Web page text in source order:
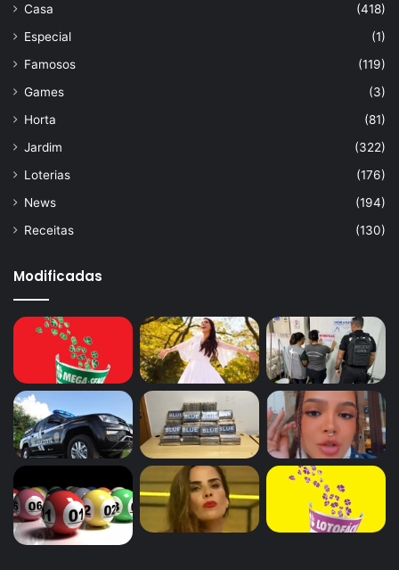
Casa
(418)
Especial
(1)
Famosos
(119)
Games
(3)
Horta
(81)
Jardim
(322)
Loterias
(176)
News
(194)
Receitas
(130)
Modificadas